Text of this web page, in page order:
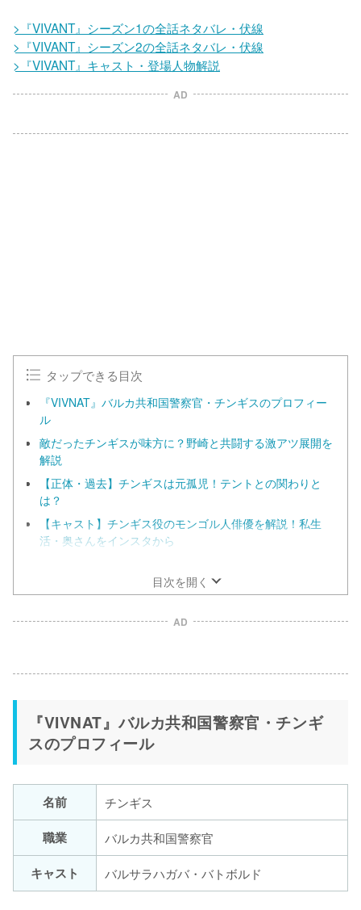
>『VIVANT』シーズン1の全話ネタバレ・伏線
>『VIVANT』シーズン2の全話ネタバレ・伏線
>『VIVANT』キャスト・登場人物解説
AD
タップできる目次
『VIVNAT』バルカ共和国警察官・チンギスのプロフィー
ル
敵だったチンギスが味方に？野崎と共闘する激アツ展開を
解説
【正体・過去】チンギスは元孤児！テントとの関わりと
は？
【キャスト】チンギス役のモンゴル人俳優を解説！私生
活・奥さんをインスタから
目次を開く
AD
『VIVNAT』バルカ共和国警察官・チンギ
スのプロフィール
名前
チンギス
職業
バルカ共和国警察官
キャスト
バルサラハガバ・バトボルド